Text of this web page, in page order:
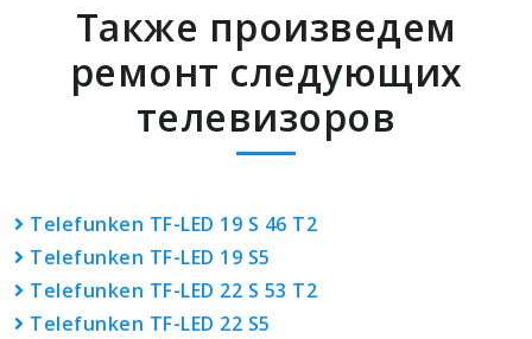
Также произведем
ремонт следующих
телевизоров
Telefunken TF-LED 19 S 46 T2
Telefunken TF-LED 19 S5
Telefunken TF-LED 22 S 53 T2
Telefunken TF-LED 22 S5